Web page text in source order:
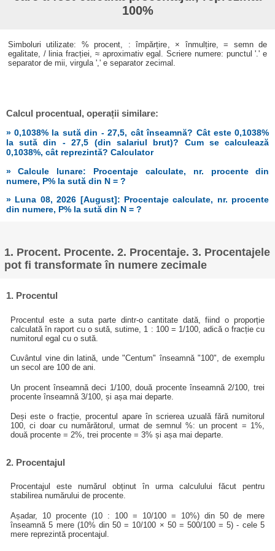
100%
Simboluri utilizate: % procent, : împărțire, × înmulțire, = semn de
egalitate, / linia fracției, ≈ aproximativ egal. Scriere numere: punctul '.' e
separator de mii, virgula ',' e separator zecimal.
Calcul procentual, operații similare:
» 0,1038% la sută din - 27,5, cât înseamnă? Cât este 0,1038%
la sută din - 27,5 (din salariul brut)? Cum se calculează
0,1038%, cât reprezintă? Calculator
» Calcule lunare: Procentaje calculate, nr. procente din
numere, P% la sută din N = ?
» Luna 08, 2026 [August]: Procentaje calculate, nr. procente
din numere, P% la sută din N = ?
1. Procent. Procente. 2. Procentaje. 3. Procentajele
pot fi transformate în numere zecimale
1. Procentul
Procentul este a suta parte dintr-o cantitate dată, fiind o proporție
calculată în raport cu o sută, sutime, 1 : 100 = 1/100, adică o fracție cu
numitorul egal cu o sută.
Cuvântul vine din latină, unde "Centum" înseamnă "100", de exemplu
un secol are 100 de ani.
Un procent înseamnă deci 1/100, două procente înseamnă 2/100, trei
procente înseamnă 3/100, și așa mai departe.
Deși este o fracție, procentul apare în scrierea uzuală fără numitorul
100, ci doar cu numărătorul, urmat de semnul %: un procent = 1%,
două procente = 2%, trei procente = 3% și așa mai departe.
2. Procentajul
Procentajul este numărul obținut în urma calculului făcut pentru
stabilirea numărului de procente.
Așadar, 10 procente (10 : 100 = 10/100 = 10%) din 50 de mere
înseamnă 5 mere (10% din 50 = 10/100 × 50 = 500/100 = 5) - cele 5
mere reprezintă procentajul.